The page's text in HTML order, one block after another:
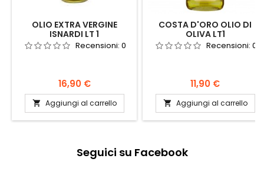
OLIO EXTRA VERGINE
ISNARDI LT 1
Recensioni: 0
Prezzo
16,90 €
 Aggiungi al carrello
COSTA D'ORO OLIO DI
OLIVA LT1
Recensioni: 0
Prezzo
11,90 €
 Aggiungi al carrello
Seguici su Facebook